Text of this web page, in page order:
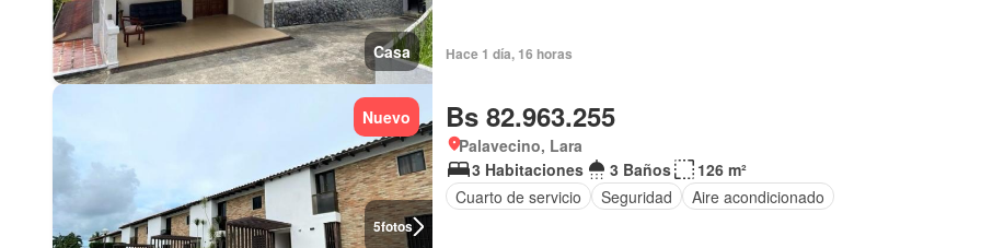
Casa Hace 1 día, 16 horas
5fotos
Nuevo Bs 82.963.255
Palavecino, Lara
3 Habitaciones
3 Baños
126 m²
Cuarto de servicio
Seguridad Aire acondicionado